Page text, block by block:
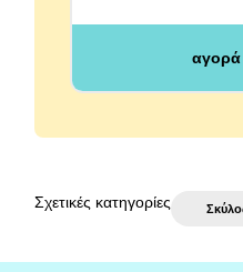
αγορά
Σχετικές κατηγορίες